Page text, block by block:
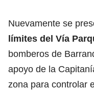
Nuevamente se
límites del Vía
bomberos de
apoyo de la
zona para controlar